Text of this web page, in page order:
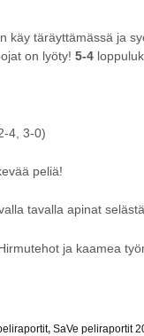
käy täräyttämässä ja
on lyöty! 5-4
4, 3-0)
peliä!
tavalla apinat
ja kaamea
, SaVe peliraportit